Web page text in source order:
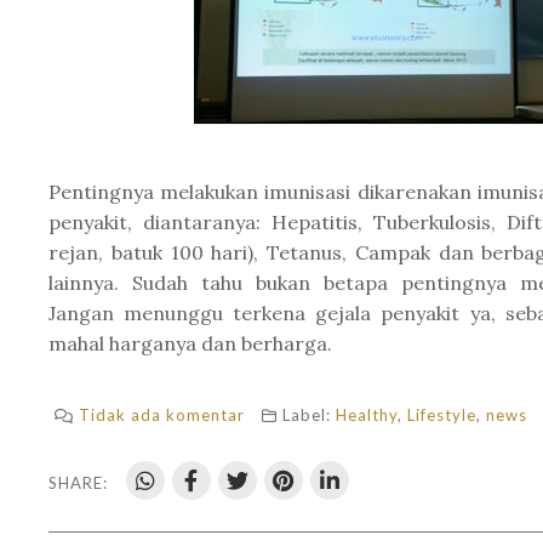
Pentingnya melakukan imunisasi dikarenakan
penyakit, diantaranya: Hepatitis, Tuberkulosis,
rejan, batuk 100 hari), Tetanus, Campak dan
lainnya. Sudah tahu bukan betapa pentingnya
Jangan menunggu terkena gejala penyakit ya,
mahal harganya dan berharga.
Tidak ada komentar Label: Healthy, Lifestyle, news
SHARE: